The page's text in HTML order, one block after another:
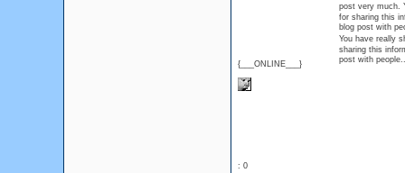
{___ONLINE___}
post very much.
for sharing this
blog post with
You have really
sharing this
post with
: 0